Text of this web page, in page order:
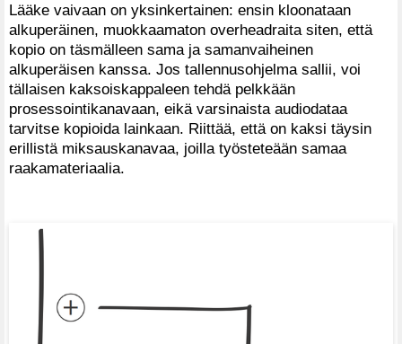
Lääke vaivaan on yksinkertainen: ensin kloonataan
alkuperäinen, muokkaamaton overheadraita siten, että
kopio on täsmälleen sama ja samanvaiheinen
alkuperäisen kanssa. Jos tallennusohjelma sallii, voi
tällaisen kaksoiskappaleen tehdä pelkkään
prosessointikanavaan, eikä varsinaista audiodataa
tarvitse kopioida lainkaan. Riittää, että on kaksi täysin
erillistä miksauskanavaa, joilla työsteteään samaa
raakamateriaalia.